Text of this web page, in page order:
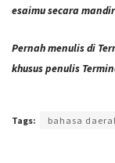
esaimu secara
Pernah menulis di
khusus penulis
Tags: bahasa